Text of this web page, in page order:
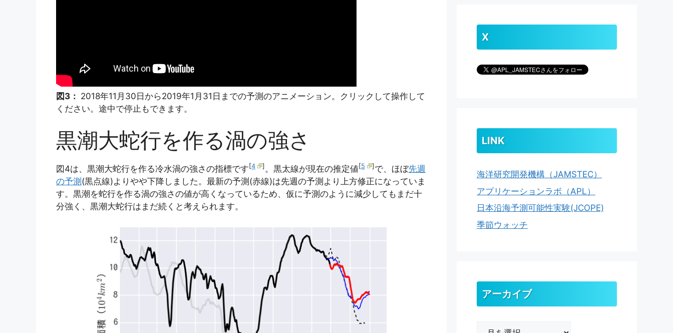
図3： 2018年11月30日から2019年1月31日までの予測のアニメーション。クリックして操作して
ください。途中で停止もできます。
黒潮大蛇行を作る渦の強さ
図4は、黒潮大蛇行を作る冷水渦の強さの指標です [4 ] 。黒太線が現在の推定値 [5 ] で、ほぼ先週
の予測 (黒点線)よりやや下降しました。最新の予測(赤線)は先週の予測より上方修正になっていま
す。黒潮を蛇行を作る渦の強さの値が高くなっているため、仮に予測のように減少してもまだ十
分強く、黒潮大蛇行はまだ続くと考えられます。
X
LINK
海洋研究開発機構（JAMSTEC）
アプリケーションラボ（APL）
日本沿海予測可能性実験(JCOPE)
季節ウォッチ
アーカイブ